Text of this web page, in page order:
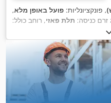
, פונקציונליות: פועל באופן מלא,
זרם כניסה: תלת פאזי, רוחב כולל:
כניסה:400 V , זרם כניסה:32 A,